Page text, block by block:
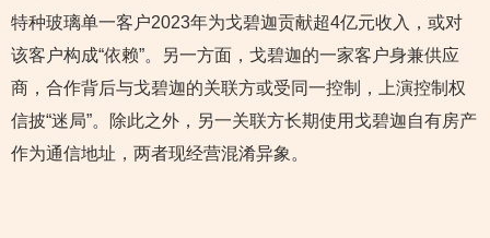
特种玻璃单一客户2023年为戈碧迦贡献超4亿元收入，或对
该客户构成“依赖”。另一方面，戈碧迦的一家客户身兼供应
商，合作背后与戈碧迦的关联方或受同一控制，上演控制权
信披“迷局”。除此之外，另一关联方长期使用戈碧迦自有房产
作为通信地址，两者现经营混淆异象。